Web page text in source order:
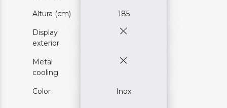
Altura (cm) 185
Display
exterior
Metal
cooling
Color Inox